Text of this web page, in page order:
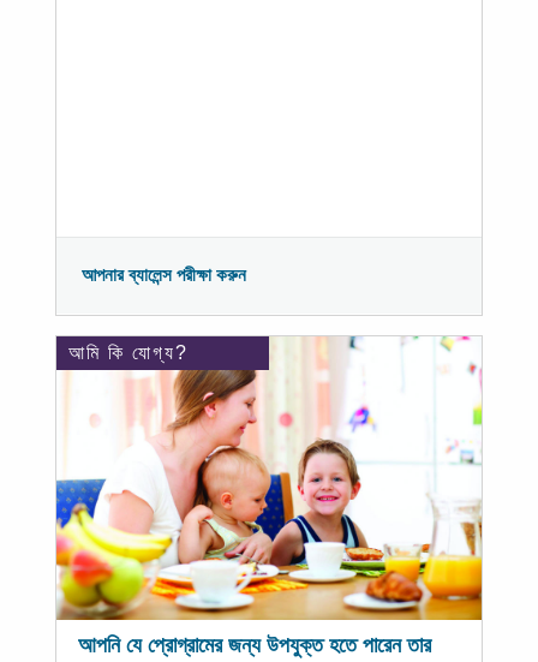
আপনার ব্যালেন্স পরীক্ষা করুন
আমি কি যোগ্য?
আপনি যে প্রোগ্রামের জন্য উপযুক্ত হতে পারেন তার